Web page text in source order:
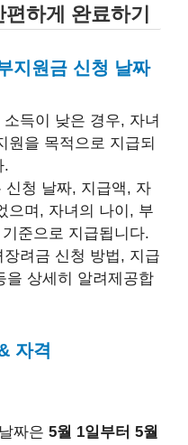
하게 완료하기
지원금 신청 날짜
득이 낮은 경우, 자녀
원을 목적으로 지급되
.
신청 날짜, 지급액, 자
으며, 자녀의 나이, 부
준으로 지급됩니다.
려금 신청 방법, 지급
을 상세히 알려제공합
자격
짜은 5월 1일부터 5월